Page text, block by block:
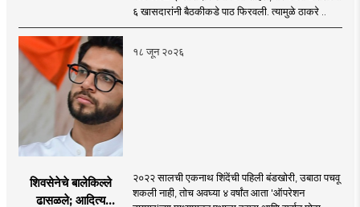
विलीन होण्याचा प्रस्ताव?
६ खासदारांनी बैठकीकडे पाठ फिरवली. त्यामुळे ठाकरे ..
१८ जून २०२६
शिवसेनेचे बालेकिल्ले
ढासळले; आदित्य
२०२२ सालची एकनाथ शिंदेंची पहिली बंडखोरी, उबाठा पचवू
शकली नाही, तोच अवघ्या ४ वर्षांत आता 'ऑपरेशन